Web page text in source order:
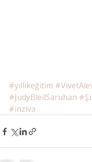
#yıllıkeğitim
#JudyBleilSaruhan
#inziva